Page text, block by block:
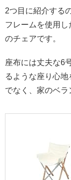
2つ目に紹介する
フレームを使用
のチェアです。
座布には丈夫な6
るような座り心
でなく、家のベラ